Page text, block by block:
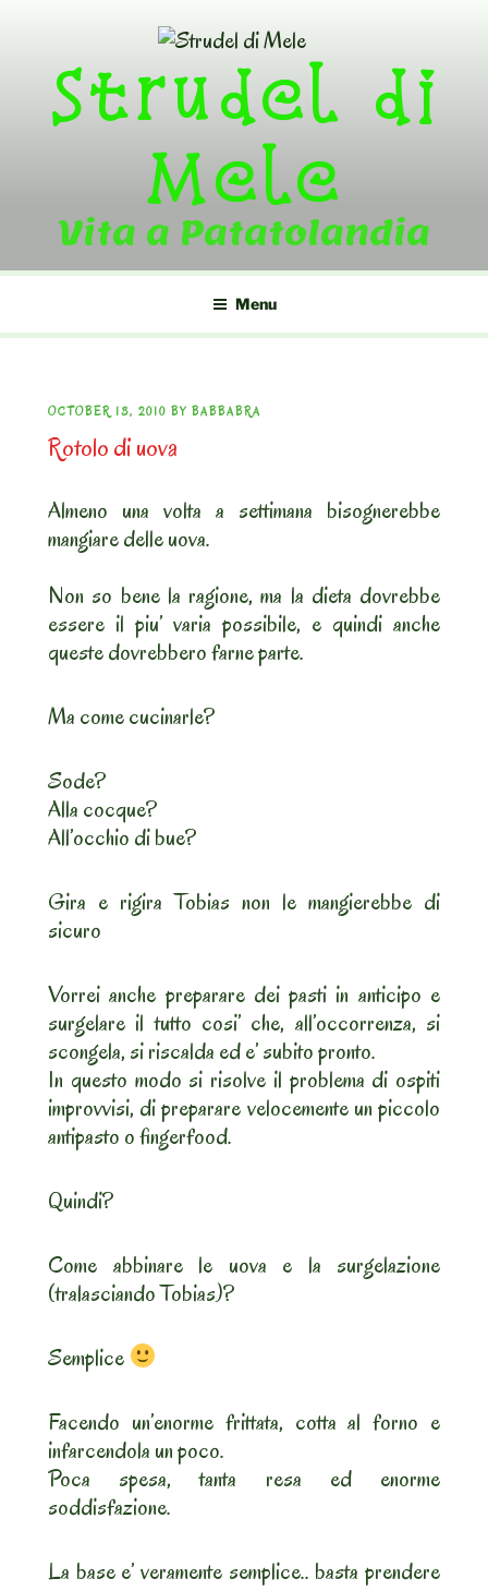
contentStrudel di
Mele
Vita a Patatolandia
Menu
POSTED
ON
OCTOBER 13, 2010 BY BABBABRA
Rotolo di uova
Almeno una volta a settimana bisognerebbe
mangiare delle uova.
Non so bene la ragione, ma la dieta dovrebbe
essere il piu’ varia possibile, e quindi anche
queste dovrebbero farne parte.
Ma come cucinarle?
Sode?
Alla cocque?
All’occhio di bue?
Gira e rigira Tobias non le mangierebbe di
sicuro
Vorrei anche preparare dei pasti in anticipo e
surgelare il tutto cosi’ che, all’occorrenza, si
scongela, si riscalda ed e’ subito pronto.
In questo modo si risolve il problema di ospiti
improvvisi, di preparare velocemente un piccolo
antipasto o fingerfood.
Quindi?
Come abbinare le uova e la surgelazione
(tralasciando Tobias)?
Semplice
Facendo un’enorme frittata, cotta al forno e
infarcendola un poco.
Poca spesa, tanta resa ed enorme
soddisfazione.
La base e’ veramente semplice.. basta prendere